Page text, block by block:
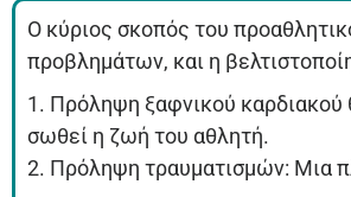
Ο κύριος σκοπός του
προβλημάτων, και η
1. Πρόληψη ξαφνικού καρδιακού
σωθεί η ζωή του αθλητή.
2. Πρόληψη τραυματισμών: Μια